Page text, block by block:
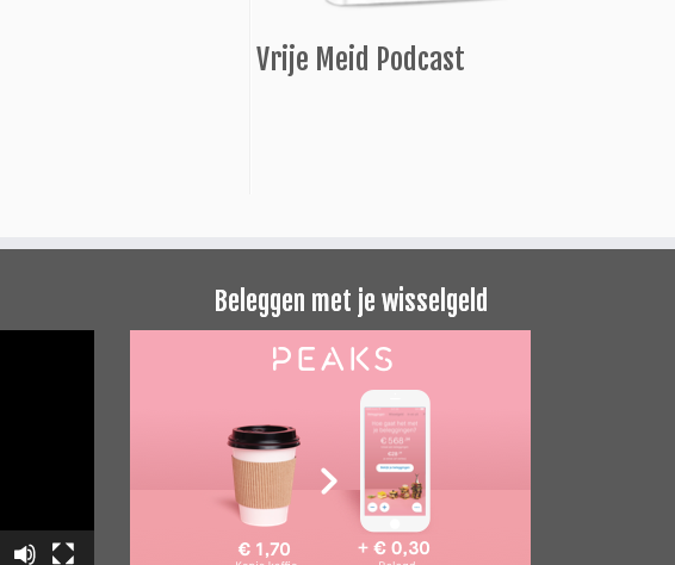
Vrije Meid Podcast
Beleggen met je wisselgeld